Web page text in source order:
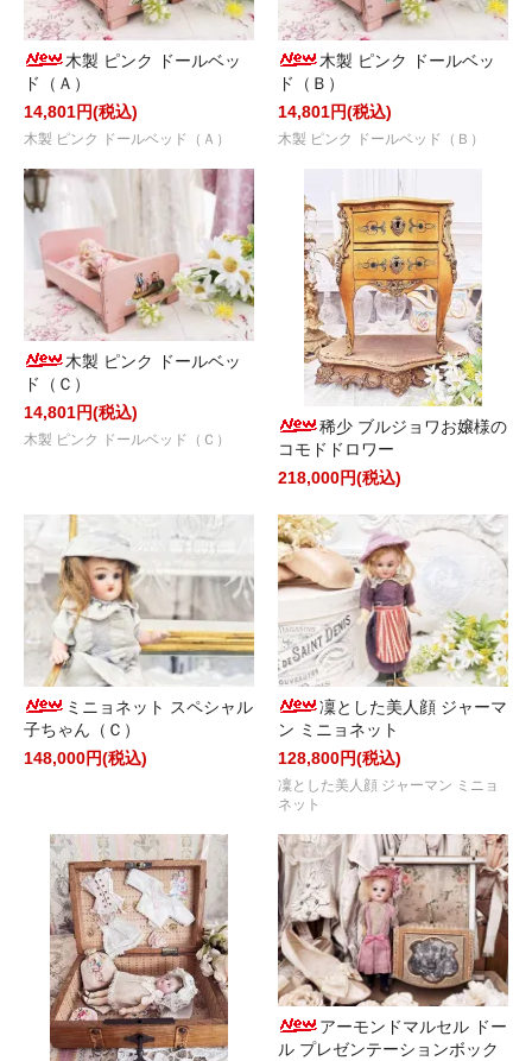
木製 ピンク ドールベッ
ド（Ａ）
14,801円(税込)
木製 ピンク ドールベッド（Ａ）
木製 ピンク ドールベッ
ド（Ｂ）
14,801円(税込)
木製 ピンク ドールベッド（Ｂ）
木製 ピンク ドールベッ
ド（Ｃ）
14,801円(税込)
木製 ピンク ドールベッド（Ｃ）
稀少 ブルジョワお嬢様の
コモドドロワー
218,000円(税込)
ミニョネット スペシャル
子ちゃん（Ｃ）
148,000円(税込)
凜とした美人顔 ジャーマ
ン ミニョネット
128,800円(税込)
凜とした美人顔 ジャーマン ミニョ
ネット
アーモンドマルセル ドー
ル プレゼンテーションボック